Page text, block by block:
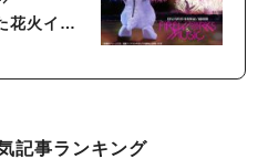
花火イベ
売
記事ランキング